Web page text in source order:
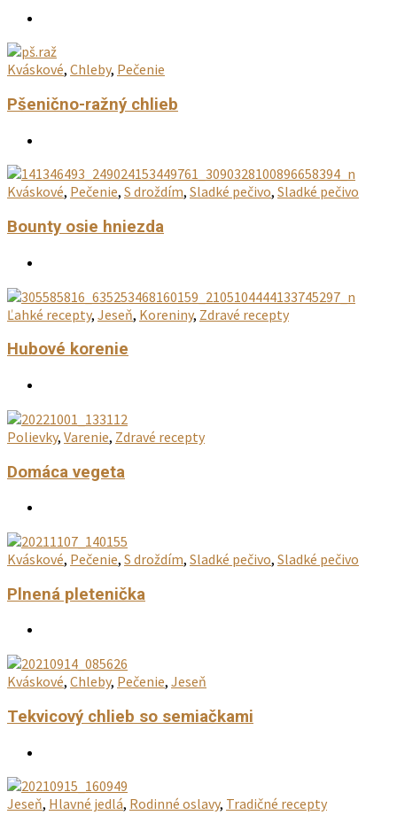
Kváskové, Chleby, Pečenie
Pšenično-ražný chlieb
Kváskové, Pečenie, S droždím, Sladké pečivo, Sladké pečivo
Bounty osie hniezda
Ľahké recepty, Jeseň, Koreniny, Zdravé recepty
Hubové korenie
Polievky, Varenie, Zdravé recepty
Domáca vegeta
Kváskové, Pečenie, S droždím, Sladké pečivo, Sladké pečivo
Plnená pletenička
Kváskové, Chleby, Pečenie, Jeseň
Tekvicový chlieb so semiačkami
Jeseň, Hlavné jedlá, Rodinné oslavy, Tradičné recepty